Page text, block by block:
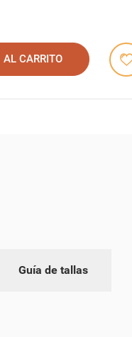
AL CARRITO
Guía de tallas